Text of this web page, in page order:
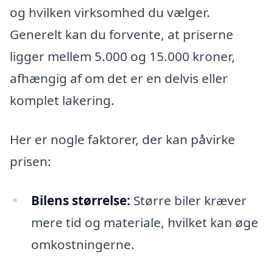
og hvilken virksomhed du vælger.
Generelt kan du forvente, at priserne
ligger mellem 5.000 og 15.000 kroner,
afhængig af om det er en delvis eller
komplet lakering.
Her er nogle faktorer, der kan påvirke
prisen:
Bilens størrelse: Større biler kræver
mere tid og materiale, hvilket kan øge
omkostningerne.